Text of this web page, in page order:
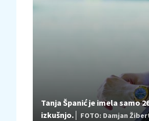
Tanja Španić je imela samo
izkušnjo.
FOTO: Damjan